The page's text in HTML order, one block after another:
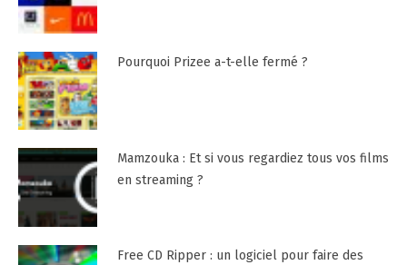
Pourquoi Prizee a-t-elle fermé ?
Mamzouka : Et si vous regardiez tous vos films
en streaming ?
Free CD Ripper : un logiciel pour faire des